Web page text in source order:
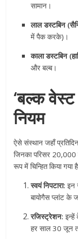
सामान।
लाल डस्टबिन
में पैक करके)।
काला डस्टबिन
और बल्ब।
‘बल्क
नियम
ऐसे संस्थान जहाँ
जिनका परिसर 20,000
रूप में चिन्हित किया गया
स्वयं निपटारा: इन
बायोगैस प्लांट के
रजिस्ट्रेशन: इन्हें
हर साल 30 जून तक